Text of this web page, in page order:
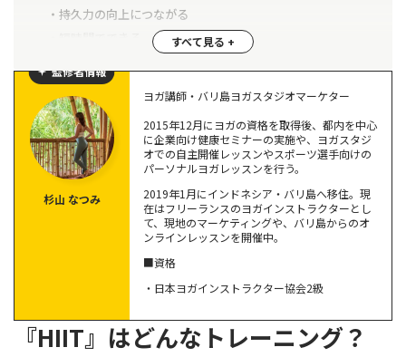
持久力の向上につながる
【初心者向け】HIITトレーニングの定番メニュー5選
①スクワットジャンプ
②腕立て伏せ（プッシュアップ）
③もも上げ
④バーピージャンプ
⑤マウンテンクライマー
【タイプ別】HIITトレーニングのメニューを紹介
朝にやりたい人向けのHIITトレーニング
マンションOKのHIITトレーニング
監修者情報
杉山 なつみ
ヨガ講師・バリ島ヨガスタジオマーケター
2015年12月にヨガの資格を取得後、都内を中心
に企業向け健康セミナーの実施や、ヨガスタジ
オでの自主開催レッスンやスポーツ選手向けの
パーソナルヨガレッスンを行う。
2019年1月にインドネシア・バリ島へ移住。現
在はフリーランスのヨガインストラクターとし
て、現地のマーケティングや、バリ島からのオ
ンラインレッスンを開催中。
■資格
・日本ヨガインストラクター協会2級
『HIIT』はどんなトレーニング？